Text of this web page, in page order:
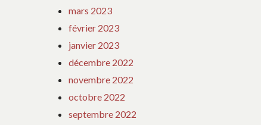
mars 2023
février 2023
janvier 2023
décembre 2022
novembre 2022
octobre 2022
septembre 2022